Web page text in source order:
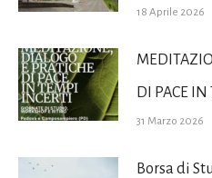
18 Aprile 2026
DI PACE IN
31 Marzo 2026
Borsa di